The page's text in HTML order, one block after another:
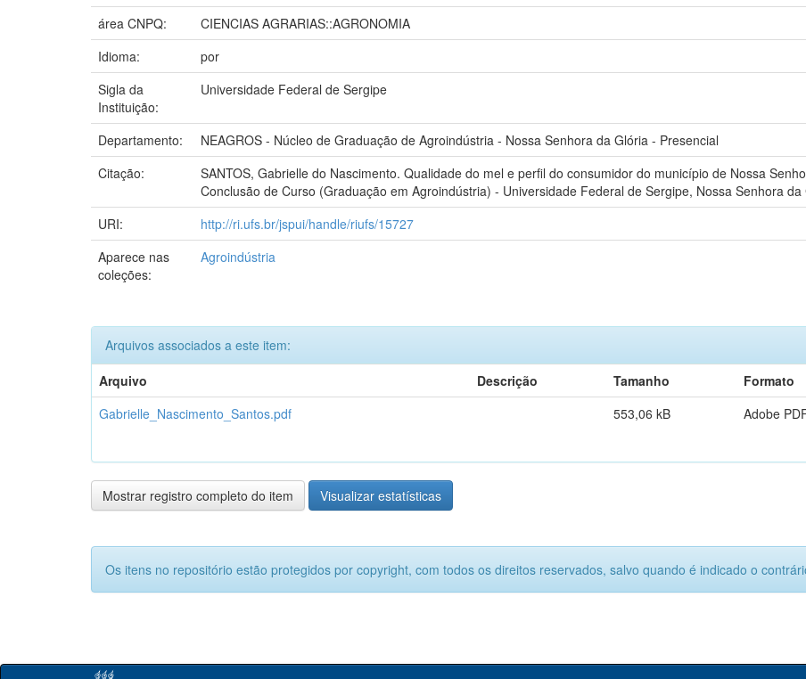
área CNPQ:
CIENCIAS AGRARIAS::AGRONOMIA
Idioma:
por
Sigla da
Instituição:
Universidade Federal de Sergipe
Departamento:
NEAGROS - Núcleo de Graduação de Agroindústria - Nossa Senhora da Glória - Presencial
Citação:
SANTOS, Gabrielle do Nascimento. Qualidade do mel e perfil do consumidor do município de Nossa
Conclusão de Curso (Graduação em Agroindústria) - Universidade Federal de Sergipe, Nossa Senhora da
URI:
http://ri.ufs.br/jspui/handle/riufs/15727
Aparece nas
coleções:
Agroindústria
Arquivos associados a este item:
Arquivo
Descrição Tamanho
Formato
Gabrielle_Nascimento_Santos.pdf
553,06 kB
Adobe
Mostrar registro completo do item Visualizar estatísticas
Os itens no repositório estão protegidos por copyright, com todos os direitos reservados, salvo quando é indicado o